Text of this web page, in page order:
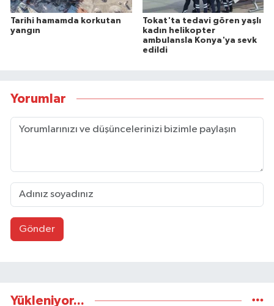
Tarihi hamamda korkutan
yangın
Tokat'ta tedavi gören yaşlı
kadın helikopter
ambulansla Konya'ya sevk
edildi
Yorumlar
Gönder
Yükleniyor...